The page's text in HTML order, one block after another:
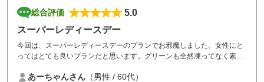
総合評価
5.0
スーパーレディースデー
今回は、スーパーレディースデーのプランでお邪魔しました。女性にと
ってはとても良いプランだと思います。グリーンも全然凍ってなく素晴
ったり方向さえ間違いなければ良いスコアが出ると思います。
あーちゃんさん （男性 / 60代）